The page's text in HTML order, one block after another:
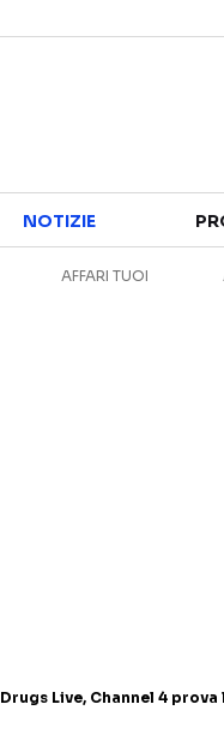
NOTIZIE
AFFARI TUOI
Drugs Live, Channel 4